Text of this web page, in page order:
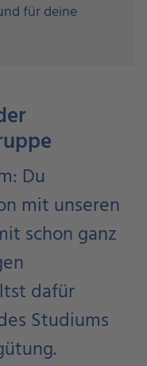
für deine
Du
mit unseren
schon ganz
dafür
Studiums